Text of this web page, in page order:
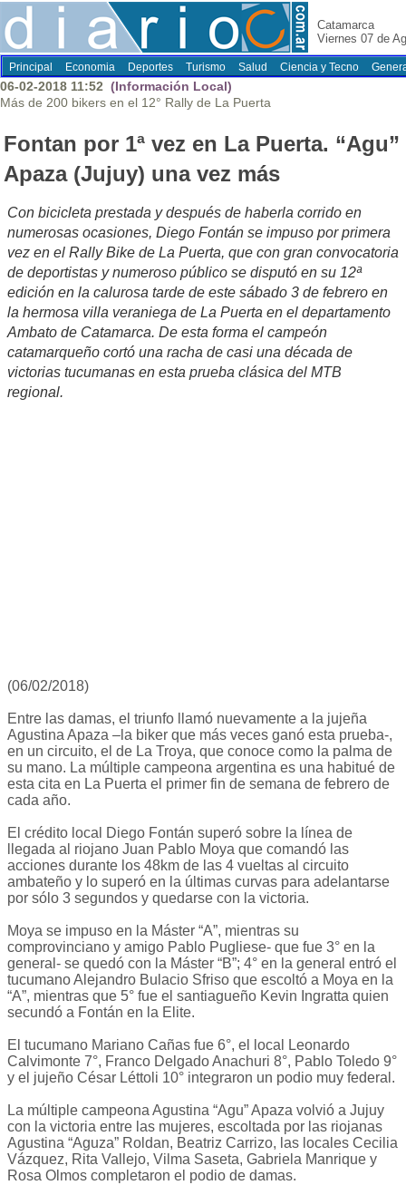
Catamarca
Viernes 07 de
Principal Economia Deportes Turismo Salud Ciencia y Tecno
06-02-2018 11:52 (Información Local)
Más de 200 bikers en el 12° Rally de La Puerta
Fontan por 1ª vez en La Puerta. “Agu”
Apaza (Jujuy) una vez más
Con bicicleta prestada y después de haberla corrido en
numerosas ocasiones, Diego Fontán se impuso por primera
vez en el Rally Bike de La Puerta, que con gran convocatoria
de deportistas y numeroso público se disputó en su 12ª
edición en la calurosa tarde de este sábado 3 de febrero en
la hermosa villa veraniega de La Puerta en el departamento
Ambato de Catamarca. De esta forma el campeón
catamarqueño cortó una racha de casi una década de
victorias tucumanas en esta prueba clásica del MTB
regional.
(06/02/2018)
Entre las damas, el triunfo llamó nuevamente a la jujeña
Agustina Apaza –la biker que más veces ganó esta prueba-,
en un circuito, el de La Troya, que conoce como la palma de
su mano. La múltiple campeona argentina es una habitué de
esta cita en La Puerta el primer fin de semana de febrero de
cada año.
El crédito local Diego Fontán superó sobre la línea de
llegada al riojano Juan Pablo Moya que comandó las
acciones durante los 48km de las 4 vueltas al circuito
ambateño y lo superó en la últimas curvas para adelantarse
por sólo 3 segundos y quedarse con la victoria.
Moya se impuso en la Máster “A”, mientras su
comprovinciano y amigo Pablo Pugliese- que fue 3° en la
general- se quedó con la Máster “B”; 4° en la general entró el
tucumano Alejandro Bulacio Sfriso que escoltó a Moya en la
“A”, mientras que 5° fue el santiagueño Kevin Ingratta quien
secundó a Fontán en la Elite.
El tucumano Mariano Cañas fue 6°, el local Leonardo
Calvimonte 7°, Franco Delgado Anachuri 8°, Pablo Toledo 9°
y el jujeño César Léttoli 10° integraron un podio muy federal.
La múltiple campeona Agustina “Agu” Apaza volvió a Jujuy
con la victoria entre las mujeres, escoltada por las riojanas
Agustina “Aguza” Roldan, Beatriz Carrizo, las locales Cecilia
Vázquez, Rita Vallejo, Vilma Saseta, Gabriela Manrique y
Rosa Olmos completaron el podio de damas.